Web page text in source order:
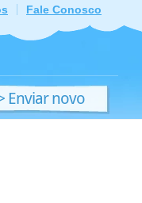
Fale Conosco
Enviar novo